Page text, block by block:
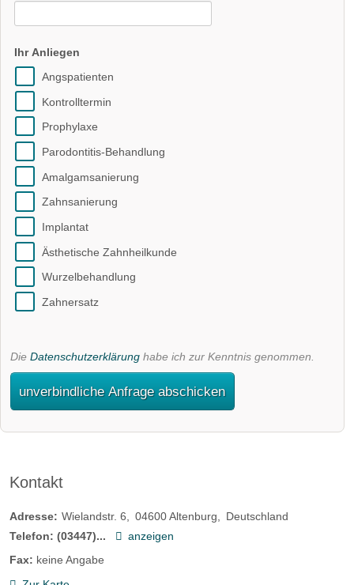
Ihr Anliegen
Angspatienten
Kontrolltermin
Prophylaxe
Parodontitis-Behandlung
Amalgamsanierung
Zahnsanierung
Implantat
Ästhetische Zahnheilkunde
Wurzelbehandlung
Zahnersatz
Die Datenschutzerklärung habe ich zur Kenntnis genommen.
unverbindliche Anfrage abschicken
Kontakt
Adresse: Wielandstr. 6 04600Altenburg
Deutschland
Telefon: (03447)...
anzeigen
Fax: keine Angabe